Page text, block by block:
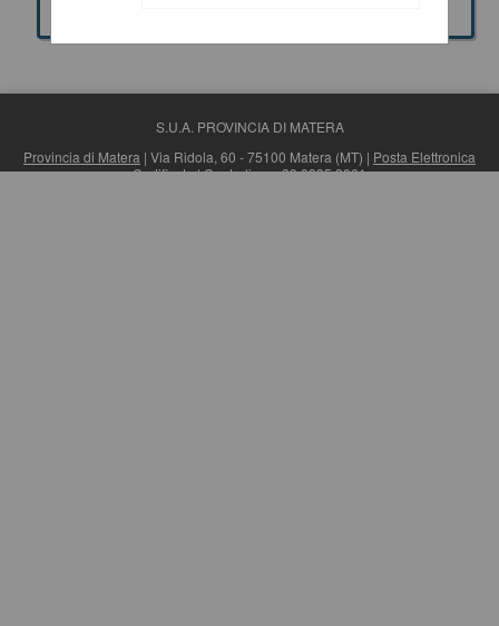
S.U.A. PROVINCIA DI MATERA
Provincia di Matera | Via Ridola, 60 - 75100 Matera (MT) | Posta Elettronica
Certificata| Centralino: +39 0835 3061